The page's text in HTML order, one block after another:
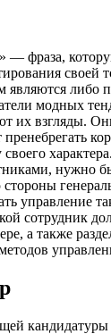
— фраза,
своей
являются либо
модных
их взгляды.
нужно
управление
сотрудник
а также
кандидатуры